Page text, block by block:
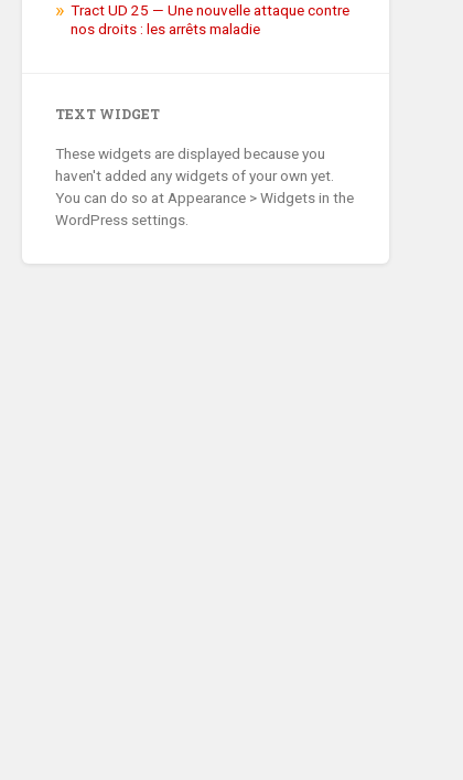
Tract UD 25 — Une nouvelle attaque contre
nos droits : les arrêts maladie
TEXT WIDGET
These widgets are displayed because you
haven't added any widgets of your own yet.
You can do so at Appearance > Widgets in the
WordPress settings.